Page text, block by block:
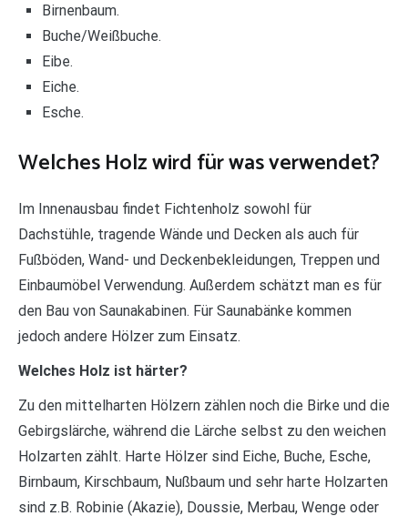
Birnenbaum.
Buche/Weißbuche.
Eibe.
Eiche.
Esche.
Welches Holz wird für was verwendet?
Im Innenausbau findet Fichtenholz sowohl für
Dachstühle, tragende Wände und Decken als auch für
Fußböden, Wand- und Deckenbekleidungen, Treppen und
Einbaumöbel Verwendung. Außerdem schätzt man es für
den Bau von Saunakabinen. Für Saunabänke kommen
jedoch andere Hölzer zum Einsatz.
Welches Holz ist härter?
Zu den mittelharten Hölzern zählen noch die Birke und die
Gebirgslärche, während die Lärche selbst zu den weichen
Holzarten zählt. Harte Hölzer sind Eiche, Buche, Esche,
Birnbaum, Kirschbaum, Nußbaum und sehr harte Holzarten
sind z.B. Robinie (Akazie), Doussie, Merbau, Wenge oder